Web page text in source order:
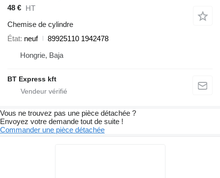
48 € HT
Chemise de cylindre
État neuf
89925110 1942478
Hongrie, Baja
BT Express kft
Vous ne trouvez pas une pièce détachée ?
Envoyez votre demande tout de suite !
Commander une pièce détachée